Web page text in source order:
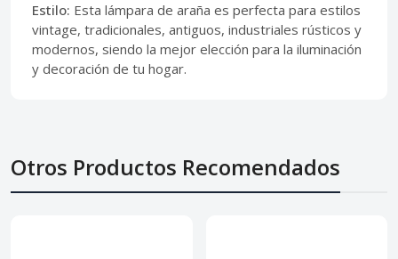
Estilo: Esta lámpara de araña es perfecta para estilos
vintage, tradicionales, antiguos, industriales rústicos y
modernos, siendo la mejor elección para la iluminación
y decoración de tu hogar.
Otros Productos Recomendados